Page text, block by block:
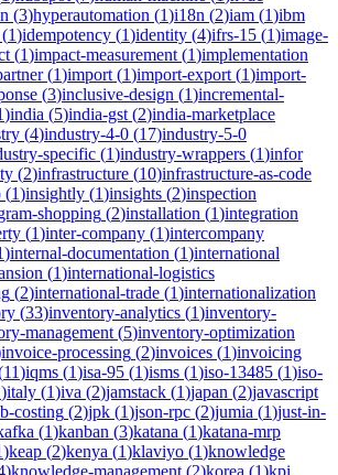
(3)hyperautomation (1)i18n (2)iam (1)ibm
(1)idempotency (1)identity (4)ifrs-15 (1)image-
(1)impact-measurement (1)implementation
(1)import (1)import-export (1)import-
(3)inclusive-design (1)incremental-
)india (5)india-gst (2)india-marketplace
(4)industry-4-0 (17)industry-5-0
specific (1)industry-wrappers (1)infor
(2)infrastructure (10)infrastructure-as-code
(1)insightly (1)insights (2)inspection
shopping (2)installation (1)integration
(1)inter-company (1)intercompany
)internal-documentation (1)international
(1)international-logistics
(2)international-trade (1)internationalization
(33)inventory-analytics (1)inventory-
management (5)inventory-optimization
invoice-processing (2)invoices (1)invoicing
11)iqms (1)isa-95 (1)isms (1)iso-13485 (1)iso-
)italy (1)iva (2)jamstack (1)japan (2)javascript
costing (2)jpk (1)json-rpc (2)jumia (1)just-in-
(1)kanban (3)katana (1)katana-mrp
)keap (2)kenya (1)klaviyo (1)knowledge
)knowledge-management (2)korea (1)kpi